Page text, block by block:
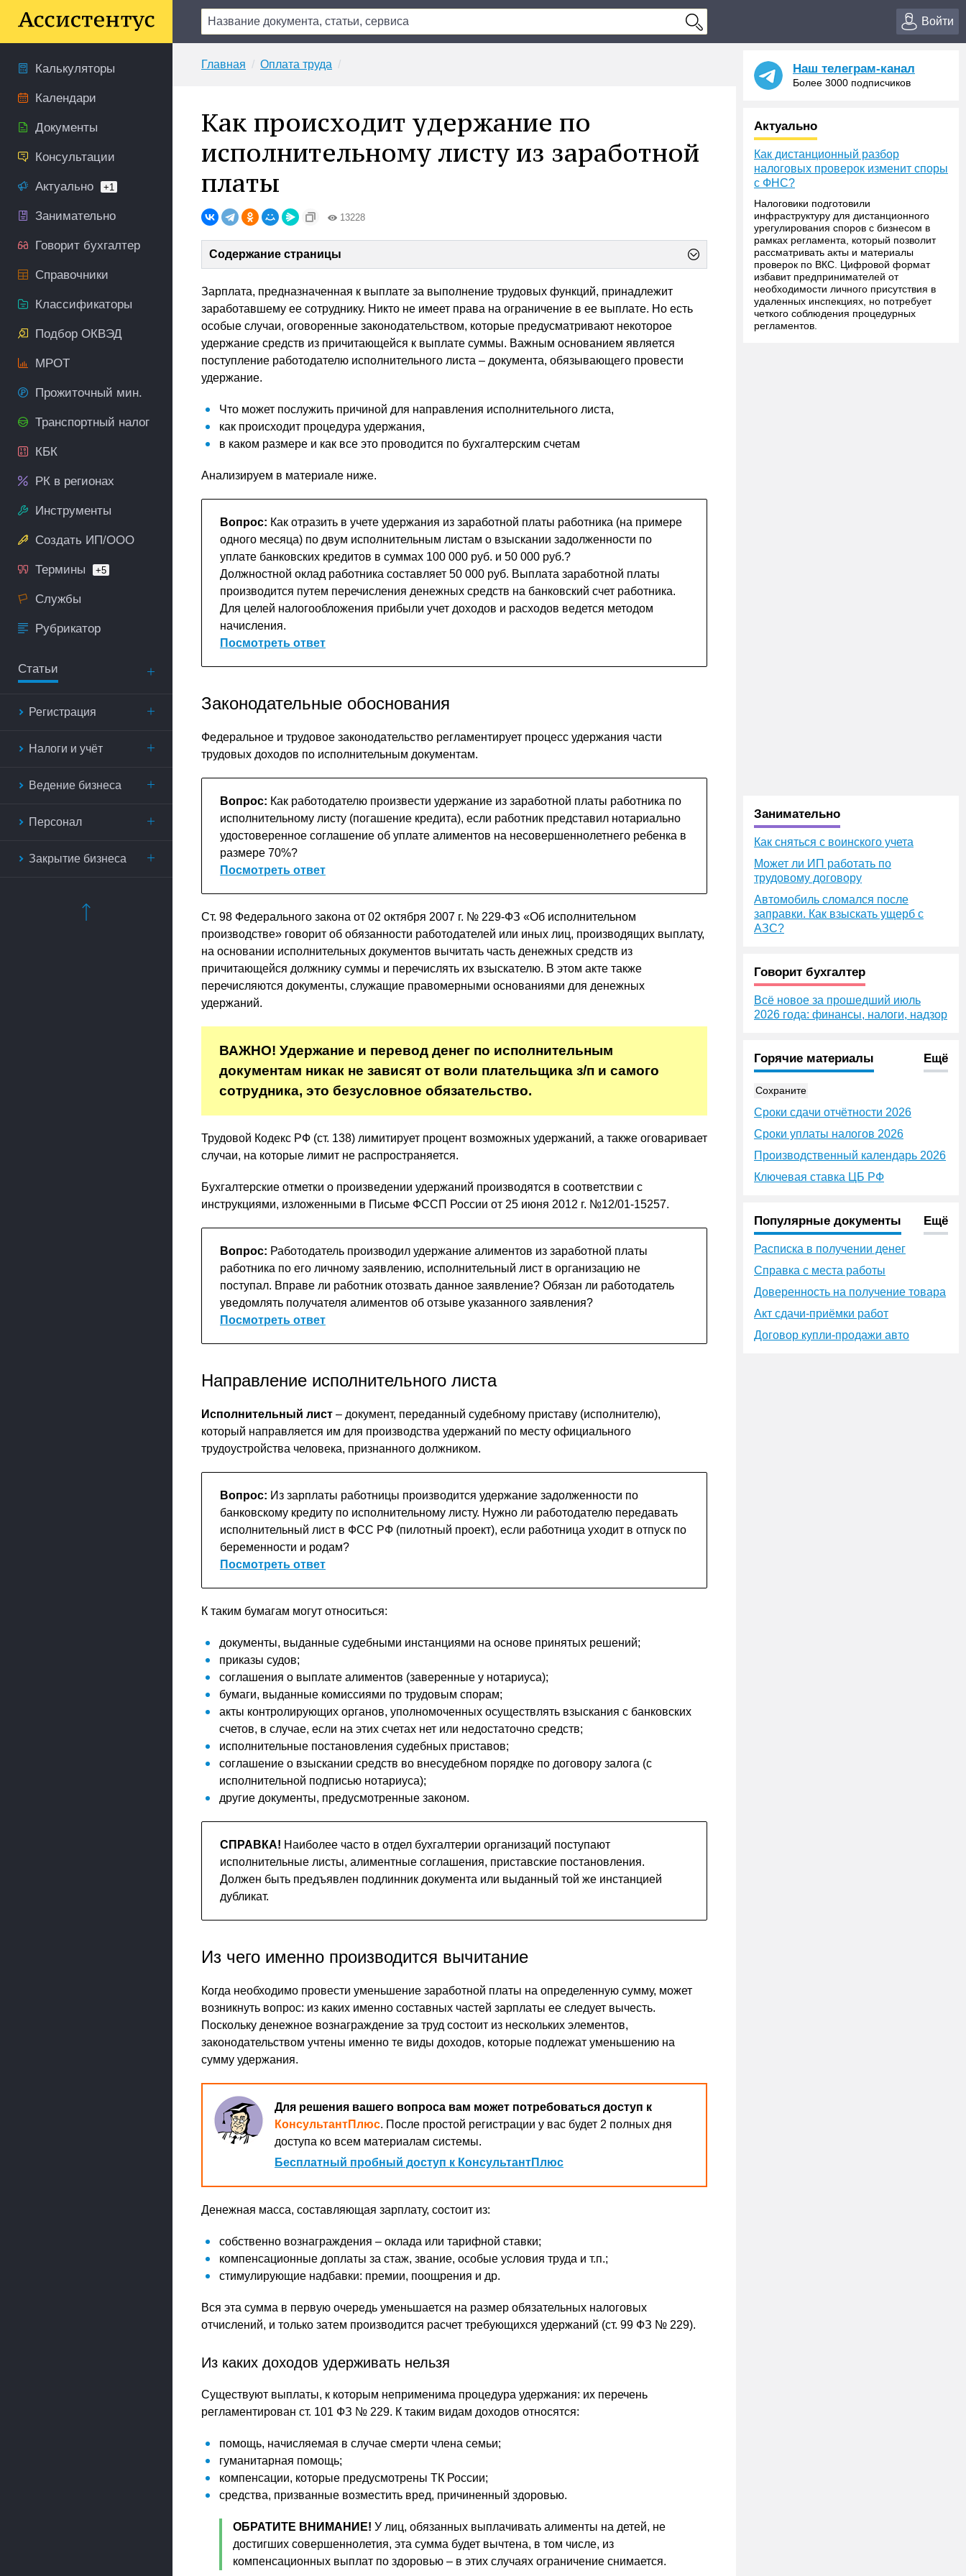
Войти
Калькуляторы
Календари
Документы
Консультации
Актуально +1
Занимательно
Говорит бухгалтер
Справочники
Классификаторы
Подбор ОКВЭД
МРОТ
Прожиточный мин.
Транспортный налог
КБК
РК в регионах
Инструменты
Создать ИП/ООО
Термины +5
Службы
Рубрикатор
Статьи
Регистрация
Налоги и учёт
Ведение бизнеса
Персонал
Закрытие бизнеса
Главная Оплата труда
Как происходит удержание по
исполнительному листу из заработной
платы
13228
Содержание страницы
Зарплата, предназначенная к выплате за выполнение трудовых функций, принадлежит
заработавшему ее сотруднику. Никто не имеет права на ограничение в ее выплате. Но есть
особые случаи, оговоренные законодательством, которые предусматривают некоторое
удержание средств из причитающейся к выплате суммы. Важным основанием является
поступление работодателю исполнительного листа – документа, обязывающего провести
удержание.
Что может послужить причиной для направления исполнительного листа,
как происходит процедура удержания,
в каком размере и как все это проводится по бухгалтерским счетам
Анализируем в материале ниже.
Вопрос: Как отразить в учете удержания из заработной платы работника (на примере
одного месяца) по двум исполнительным листам о взыскании задолженности по
уплате банковских кредитов в суммах 100 000 руб. и 50 000 руб.?
Должностной оклад работника составляет 50 000 руб. Выплата заработной платы
производится путем перечисления денежных средств на банковский счет работника.
Для целей налогообложения прибыли учет доходов и расходов ведется методом
начисления.
Посмотреть ответ
Законодательные обоснования
Федеральное и трудовое законодательство регламентирует процесс удержания части
трудовых доходов по исполнительным документам.
Вопрос: Как работодателю произвести удержание из заработной платы работника по
исполнительному листу (погашение кредита), если работник представил нотариально
удостоверенное соглашение об уплате алиментов на несовершеннолетнего ребенка в
размере 70%?
Посмотреть ответ
Ст. 98 Федерального закона от 02 октября 2007 г. № 229-ФЗ «Об исполнительном
производстве» говорит об обязанности работодателей или иных лиц, производящих выплату,
на основании исполнительных документов вычитать часть денежных средств из
причитающейся должнику суммы и перечислять их взыскателю. В этом акте также
перечисляются документы, служащие правомерными основаниями для денежных
удержаний.
ВАЖНО! Удержание и перевод денег по исполнительным
документам никак не зависят от воли плательщика з/п и самого
сотрудника, это безусловное обязательство.
Трудовой Кодекс РФ (ст. 138) лимитирует процент возможных удержаний, а также оговаривает
случаи, на которые лимит не распространяется.
Бухгалтерские отметки о произведении удержаний производятся в соответствии с
инструкциями, изложенными в Письме ФССП России от 25 июня 2012 г. №12/01-15257.
Вопрос: Работодатель производил удержание алиментов из заработной платы
работника по его личному заявлению, исполнительный лист в организацию не
поступал. Вправе ли работник отозвать данное заявление? Обязан ли работодатель
уведомлять получателя алиментов об отзыве указанного заявления?
Посмотреть ответ
Направление исполнительного листа
Исполнительный лист – документ, переданный судебному приставу (исполнителю),
который направляется им для производства удержаний по месту официального
трудоустройства человека, признанного должником.
Вопрос: Из зарплаты работницы производится удержание задолженности по
банковскому кредиту по исполнительному листу. Нужно ли работодателю передавать
исполнительный лист в ФСС РФ (пилотный проект), если работница уходит в отпуск по
беременности и родам?
Посмотреть ответ
К таким бумагам могут относиться:
документы, выданные судебными инстанциями на основе принятых решений;
приказы судов;
соглашения о выплате алиментов (заверенные у нотариуса);
бумаги, выданные комиссиями по трудовым спорам;
акты контролирующих органов, уполномоченных осуществлять взыскания с банковских
счетов, в случае, если на этих счетах нет или недостаточно средств;
исполнительные постановления судебных приставов;
соглашение о взыскании средств во внесудебном порядке по договору залога (с
исполнительной подписью нотариуса);
другие документы, предусмотренные законом.
СПРАВКА! Наиболее часто в отдел бухгалтерии организаций поступают
исполнительные листы, алиментные соглашения, приставские постановления.
Должен быть предъявлен подлинник документа или выданный той же инстанцией
дубликат.
Из чего именно производится вычитание
Когда необходимо провести уменьшение заработной платы на определенную сумму, может
возникнуть вопрос: из каких именно составных частей зарплаты ее следует вычесть.
Поскольку денежное вознаграждение за труд состоит из нескольких элементов,
законодательством учтены именно те виды доходов, которые подлежат уменьшению на
сумму удержания.
Для решения вашего вопроса вам может потребоваться доступ к
КонсультантПлюс. После простой регистрации у вас будет 2 полных дня
доступа ко всем материалам системы.
Бесплатный пробный доступ к КонсультантПлюс
Денежная масса, составляющая зарплату, состоит из:
собственно вознаграждения – оклада или тарифной ставки;
компенсационные доплаты за стаж, звание, особые условия труда и т.п.;
стимулирующие надбавки: премии, поощрения и др.
Вся эта сумма в первую очередь уменьшается на размер обязательных налоговых
отчислений, и только затем производится расчет требующихся удержаний (ст. 99 ФЗ № 229).
Из каких доходов удерживать нельзя
Существуют выплаты, к которым неприменима процедура удержания: их перечень
регламентирован ст. 101 ФЗ № 229. К таким видам доходов относятся:
помощь, начисляемая в случае смерти члена семьи;
гуманитарная помощь;
компенсации, которые предусмотрены ТК России;
средства, призванные возместить вред, причиненный здоровью.
ОБРАТИТЕ ВНИМАНИЕ! У лиц, обязанных выплачивать алименты на детей, не
достигших совершеннолетия, эта сумма будет вычтена, в том числе, из
компенсационных выплат по здоровью – в этих случаях ограничение снимается.
Наш телеграм-канал
Более 3000 подписчиков
Актуально
Как дистанционный разбор
налоговых проверок изменит споры
с ФНС?
Налоговики подготовили
инфраструктуру для дистанционного
урегулирования споров с бизнесом в
рамках регламента, который позволит
рассматривать акты и материалы
проверок по ВКС. Цифровой формат
избавит предпринимателей от
необходимости личного присутствия в
удаленных инспекциях, но потребует
четкого соблюдения процедурных
регламентов.
Занимательно
Как сняться с воинского учета
Может ли ИП работать по
трудовому договору
Автомобиль сломался после
заправки. Как взыскать ущерб с
АЗС?
Говорит бухгалтер
Всё новое за прошедший июль
2026 года: финансы, налоги, надзор
Горячие материалы Ещё
Сохраните
Сроки сдачи отчётности 2026
Сроки уплаты налогов 2026
Производственный календарь 2026
Ключевая ставка ЦБ РФ
Популярные документы Ещё
Расписка в получении денег
Справка с места работы
Доверенность на получение товара
Акт сдачи-приёмки работ
Договор купли-продажи авто